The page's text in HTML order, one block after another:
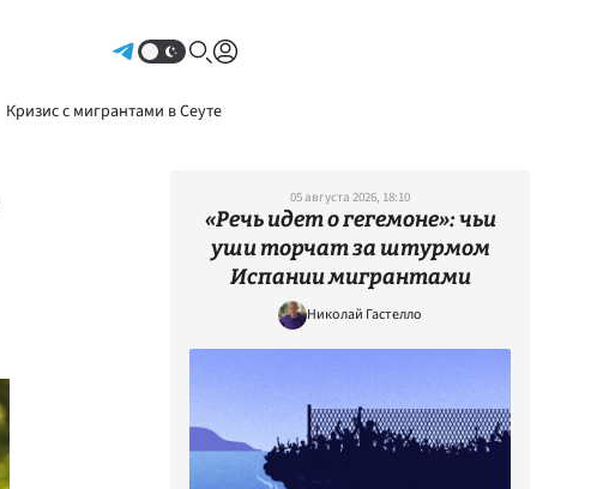
Кризис с мигрантами в Сеуте
05 августа 2026, 18:10
«Речь идет о гегемоне»: чьи
уши торчат за штурмом
Испании мигрантами
Николай Гастелло